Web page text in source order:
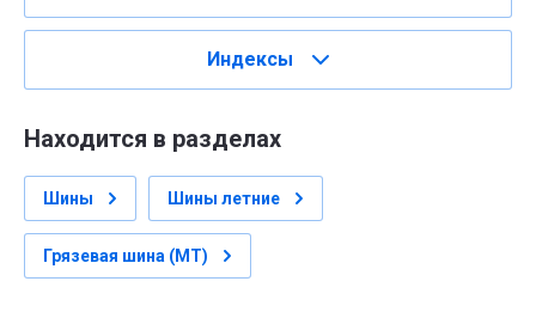
Индексы
Находится в разделах
Шины Шины летние
Грязевая шина (MT)